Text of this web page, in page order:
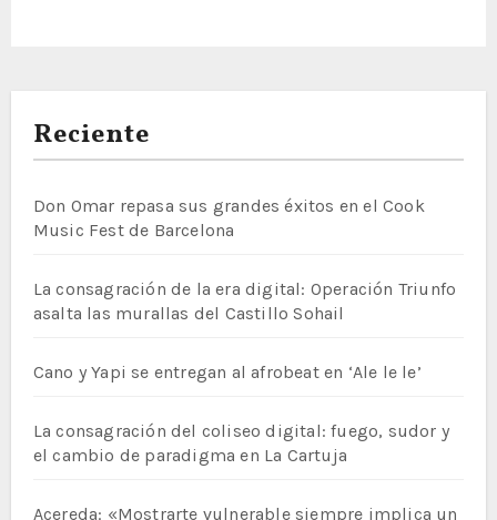
Reciente
Don Omar repasa sus grandes éxitos en el Cook
Music Fest de Barcelona
La consagración de la era digital: Operación Triunfo
asalta las murallas del Castillo Sohail
Cano y Yapi se entregan al afrobeat en ‘Ale le le’
La consagración del coliseo digital: fuego, sudor y
el cambio de paradigma en La Cartuja
Acereda: «Mostrarte vulnerable siempre implica un